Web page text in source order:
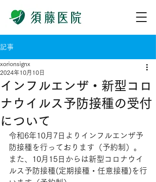
記事
インフルエンザ・新型コロ
ナウイルス予防接種の受付
について
xorionsignx
2024年10月10日
令和6年10月7日よりインフルエンザ予
防接種を行っております（予約制）。
また、10月15日からは新型コロナウイ
ルス予防接種(定期接種・任意接種)を行